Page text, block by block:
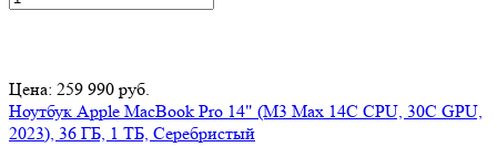
Цена: 259 990 руб.
Ноутбук Apple MacBook Pro 14" (M3 Max 14C CPU, 30C GPU,
2023), 36 ГБ, 1 ТБ, Серебристый